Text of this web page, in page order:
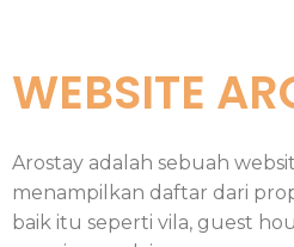
WEBSITE
Arostay adalah sebuah
menampilkan daftar dari
baik itu seperti vila, guest